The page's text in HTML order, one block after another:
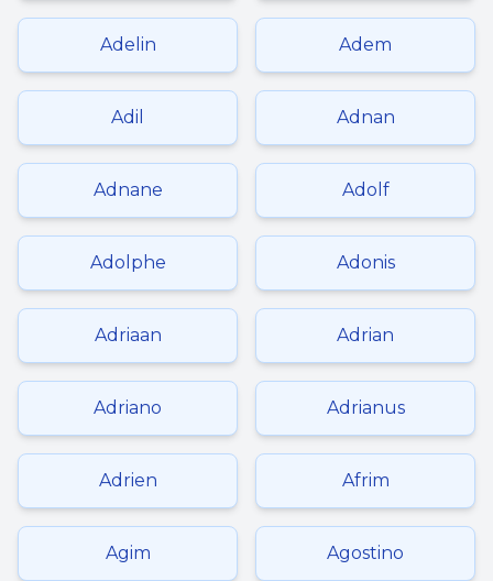
Adelin Adem
Adil Adnan
Adnane Adolf
Adolphe Adonis
Adriaan Adrian
Adriano Adrianus
Adrien Afrim
Agim Agostino